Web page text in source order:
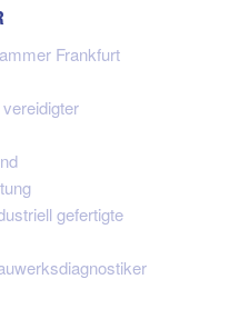
Frankfurt
gefertigte